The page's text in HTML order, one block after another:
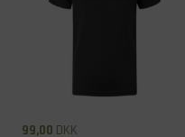
99,00 DKK